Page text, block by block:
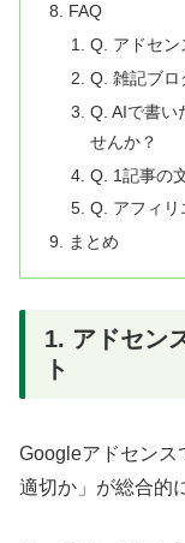
FAQ
Q. アドセン
Q. 雑記ブロ
Q. AIで書い
せんか？
Q. 1記事の
Q. アフィリ
まとめ
1. アドセン
ト
Googleアドセンス
適切か」が総合的